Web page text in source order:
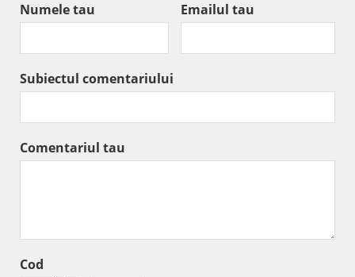
Numele tau Emailul tau
Subiectul comentariului
Comentariul tau
Cod